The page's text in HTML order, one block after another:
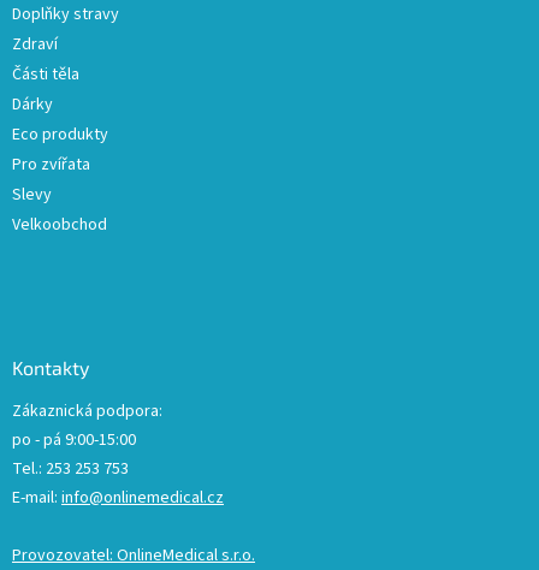
Doplňky stravy
Zdraví
Části těla
Dárky
Eco produkty
Pro zvířata
Slevy
Velkoobchod
Kontakty
Zákaznická podpora:
po - pá 9:00-15:00
Tel.: 253 253 753
E-mail: info@onlinemedical.cz
Provozovatel: OnlineMedical s.r.o.